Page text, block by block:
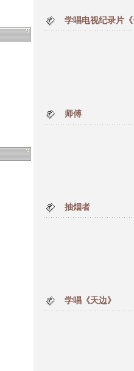
学唱电视纪录片
师傅
抽烟者
学唱《天边》